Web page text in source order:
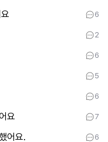
6
2
6
5
6
요 7
어요. 6